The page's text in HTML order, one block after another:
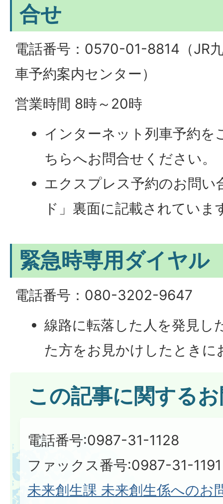
合せ
電話番号：0570-01-8814（JR
車予約案内センター）
営業時間 8時～20時
インターネット列車予約を
ちらへお問合せください。
エクスプレス予約のお問い
ド」裏面に記載されていま
緊急時専用ダイヤル
電話番号：080-3202-9647
線路に転落した人を発見し
た方をお見かけしたときに
この記事に関する
電話番号:0987-31-1128
ファックス番号:0987-31-1191
未来創生課 未来創生係へのお